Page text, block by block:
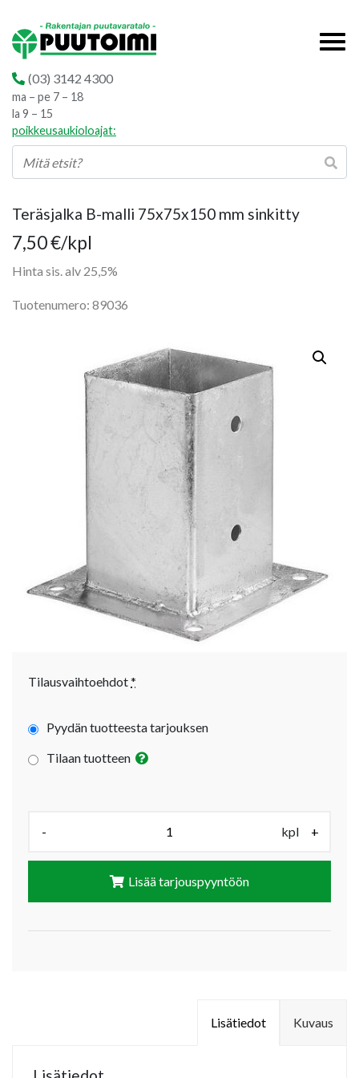
(03) 3142 4300
ma – pe 7 – 18
la 9 – 15
poikkeusaukioloajat:
Teräsjalka B-malli 75x75x150 mm sinkitty
7,50€/kpl
Hinta sis. alv 25,5%
Tuotenumero: 89036
Tilausvaihtoehdot*
Pyydän tuotteesta tarjouksen
Tilaan tuotteen
- kpl +
Lisää tarjouspyyntöön
Kuvaus
Lisätiedot